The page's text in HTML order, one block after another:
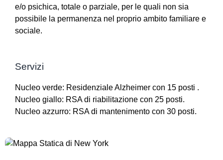
e/o psichica, totale o parziale, per le quali non sia
possibile la permanenza nel proprio ambito familiare e
sociale.
Servizi
Nucleo verde: Residenziale Alzheimer con 15 posti .
Nucleo giallo: RSA di riabilitazione con 25 posti.
Nucleo azzurro: RSA di mantenimento con 30 posti.